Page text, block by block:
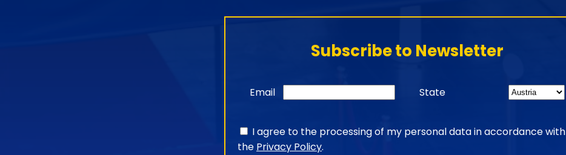
Subscribe to Newsletter
Email State
I agree to the processing of my personal data in accordance with
the Privacy Policy.